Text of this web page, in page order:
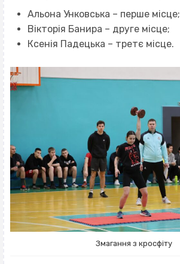
Альона Унковська – перше місце;
Вікторія Банира – друге місце;
Ксенія Падецька – третє місце.
Змагання з кросфіту